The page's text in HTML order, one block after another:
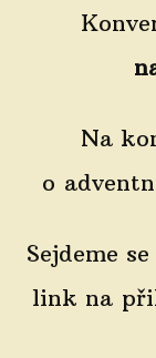
Na
o
Sejdeme
link na